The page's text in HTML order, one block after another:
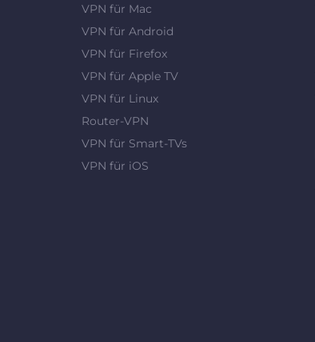
VPN für Mac
VPN für Android
VPN für Firefox
VPN für Apple TV
VPN für Linux
Router-VPN
VPN für Smart-TVs
VPN für iOS